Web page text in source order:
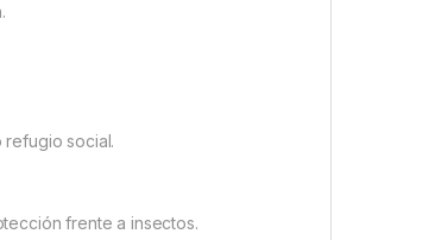
refugio social.
frente a insectos.